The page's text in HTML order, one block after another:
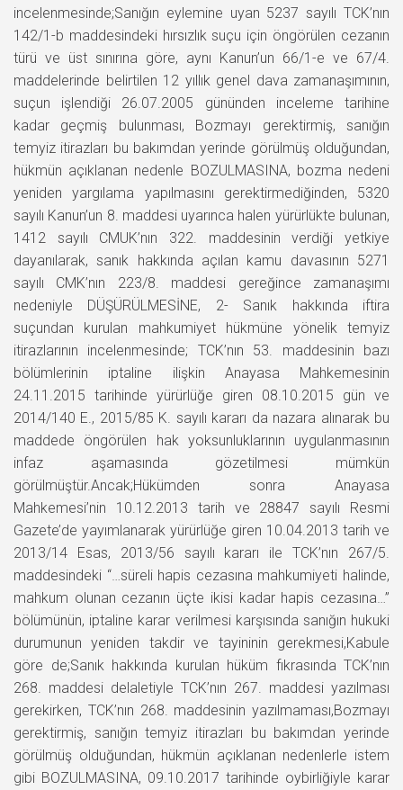
incelenmesinde;Sanığın eylemine uyan 5237 sayılı TCK’nın
142/1-b maddesindeki hırsızlık suçu için öngörülen cezanın
türü ve üst sınırına göre, aynı Kanun’un 66/1-e ve 67/4.
maddelerinde belirtilen 12 yıllık genel dava zamanaşımının,
suçun işlendiği 26.07.2005 gününden inceleme tarihine
kadar geçmiş bulunması, Bozmayı gerektirmiş, sanığın
temyiz itirazları bu bakımdan yerinde görülmüş olduğundan,
hükmün açıklanan nedenle BOZULMASINA, bozma nedeni
yeniden yargılama yapılmasını gerektirmediğinden, 5320
sayılı Kanun’un 8. maddesi uyarınca halen yürürlükte bulunan,
1412 sayılı CMUK’nın 322. maddesinin verdiği yetkiye
dayanılarak, sanık hakkında açılan kamu davasının 5271
sayılı CMK’nın 223/8. maddesi gereğince zamanaşımı
nedeniyle DÜŞÜRÜLMESİNE, 2- Sanık hakkında iftira
suçundan kurulan mahkumiyet hükmüne yönelik temyiz
itirazlarının incelenmesinde; TCK’nın 53. maddesinin bazı
bölümlerinin iptaline ilişkin Anayasa Mahkemesinin
24.11.2015 tarihinde yürürlüğe giren 08.10.2015 gün ve
2014/140 E., 2015/85 K. sayılı kararı da nazara alınarak bu
maddede öngörülen hak yoksunluklarının uygulanmasının
infaz aşamasında gözetilmesi mümkün
görülmüştür.Ancak;Hükümden sonra Anayasa
Mahkemesi’nin 10.12.2013 tarih ve 28847 sayılı Resmi
Gazete’de yayımlanarak yürürlüğe giren 10.04.2013 tarih ve
2013/14 Esas, 2013/56 sayılı kararı ile TCK’nın 267/5.
maddesindeki “…süreli hapis cezasına mahkumiyeti halinde,
mahkum olunan cezanın üçte ikisi kadar hapis cezasına…”
bölümünün, iptaline karar verilmesi karşısında sanığın hukuki
durumunun yeniden takdir ve tayininin gerekmesi,Kabule
göre de;Sanık hakkında kurulan hüküm fıkrasında TCK’nın
268. maddesi delaletiyle TCK’nın 267. maddesi yazılması
gerekirken, TCK’nın 268. maddesinin yazılmaması,Bozmayı
gerektirmiş, sanığın temyiz itirazları bu bakımdan yerinde
görülmüş olduğundan, hükmün açıklanan nedenlerle istem
gibi BOZULMASINA, 09.10.2017 tarihinde oybirliğiyle karar